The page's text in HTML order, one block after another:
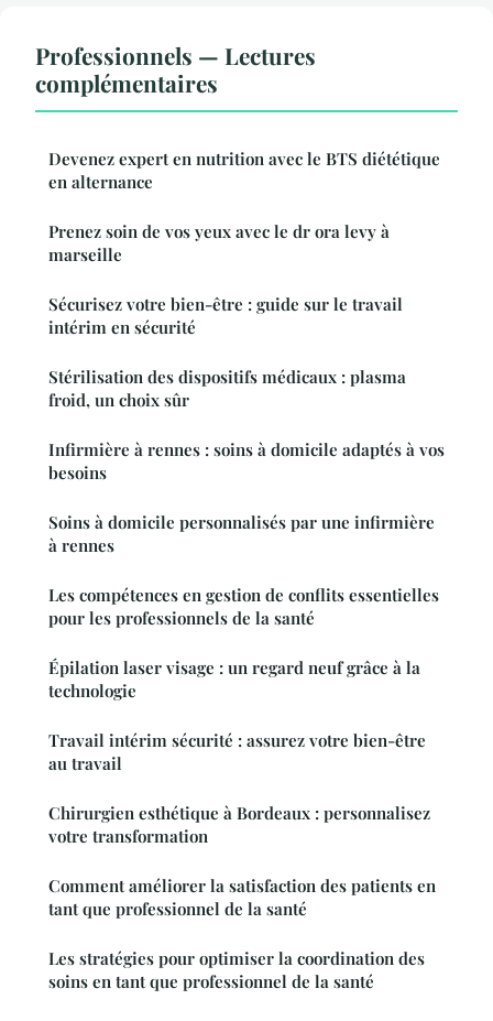
Professionnels — Lectures
complémentaires
Devenez expert en nutrition avec le BTS diététique
en alternance
Prenez soin de vos yeux avec le dr ora levy à
marseille
Sécurisez votre bien-être : guide sur le travail
intérim en sécurité
Stérilisation des dispositifs médicaux : plasma
froid, un choix sûr
Infirmière à rennes : soins à domicile adaptés à vos
besoins
Soins à domicile personnalisés par une infirmière
à rennes
Les compétences en gestion de conflits essentielles
pour les professionnels de la santé
Épilation laser visage : un regard neuf grâce à la
technologie
Travail intérim sécurité : assurez votre bien-être
au travail
Chirurgien esthétique à Bordeaux : personnalisez
votre transformation
Comment améliorer la satisfaction des patients en
tant que professionnel de la santé
Les stratégies pour optimiser la coordination des
soins en tant que professionnel de la santé